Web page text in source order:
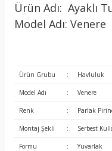
Ürün Adı: Ayaklı
Model Adı: Venere
Ürün Grubu : Havluluk
Model Adı : Venere
Renk : Parlak
Montaj Şekli : Serbest
Formu : Yuvarlak